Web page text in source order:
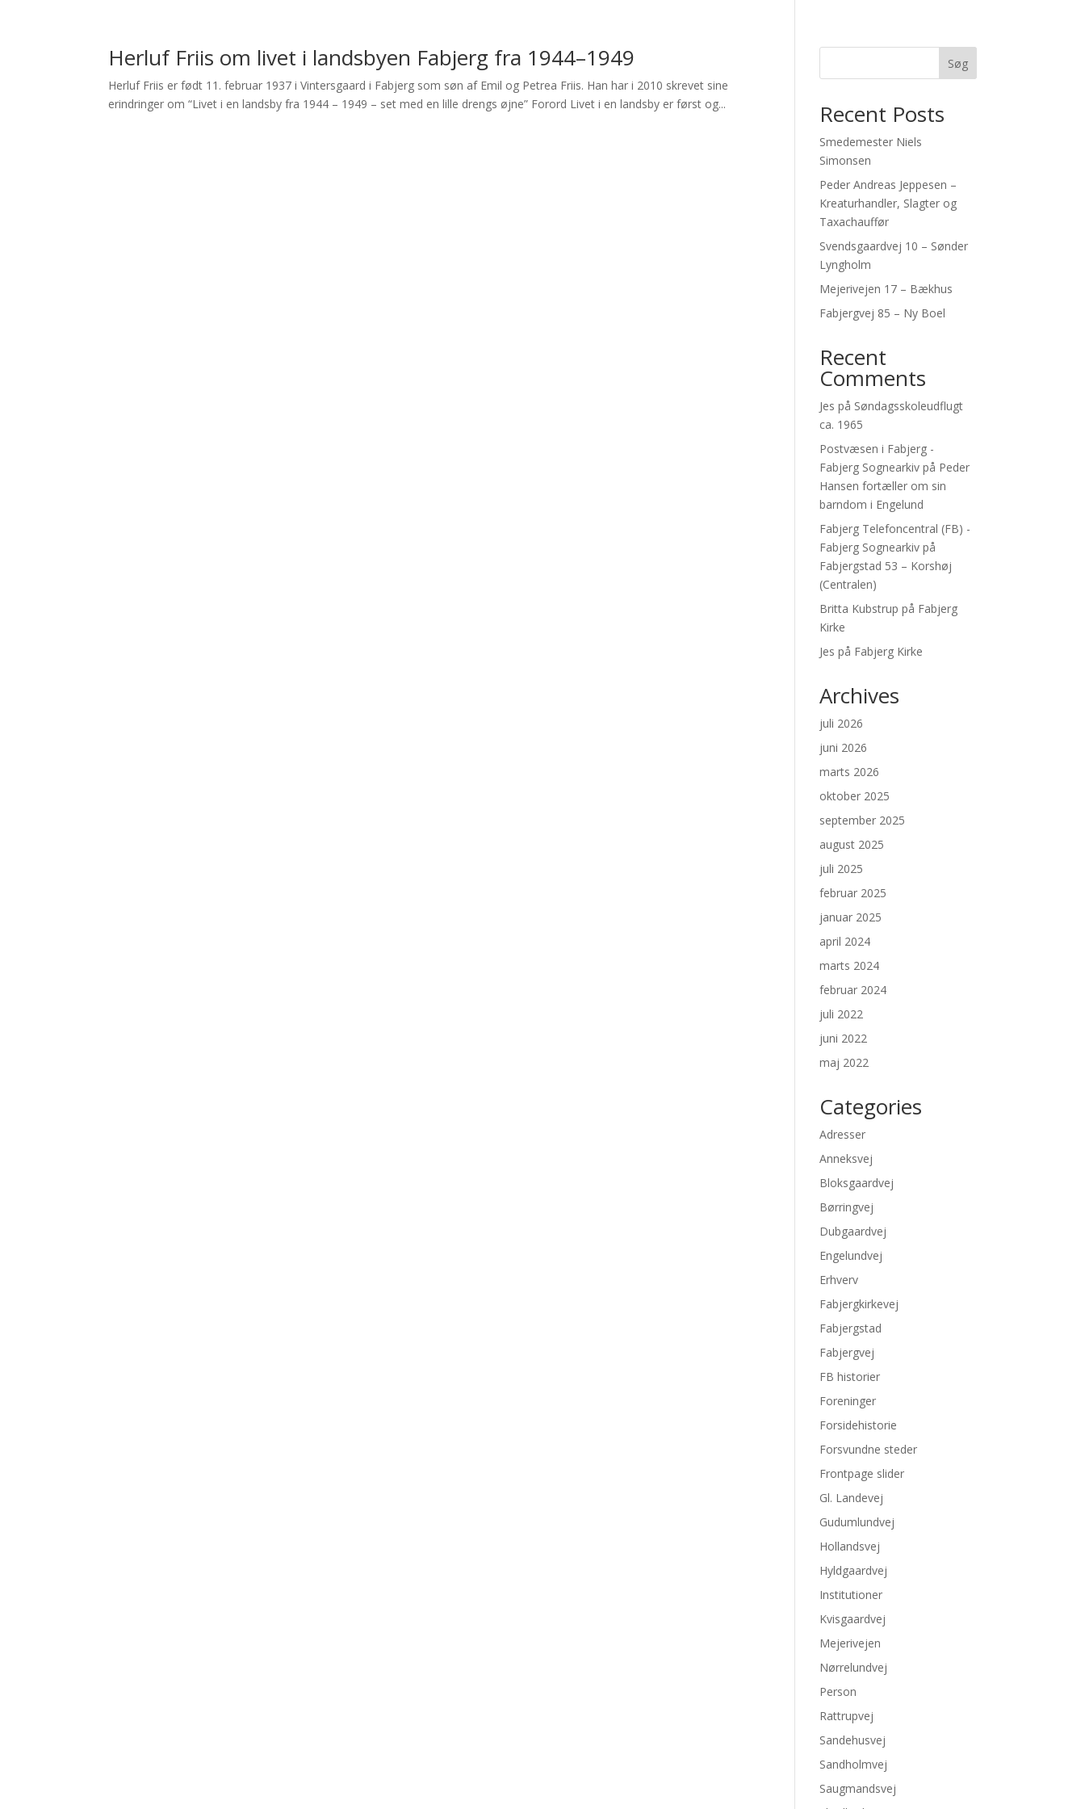
Herluf Friis om livet i landsbyen Fabjerg fra 1944–1949
Herluf Friis er født 11. februar 1937 i Vintersgaard i Fabjerg som søn af Emil og Petrea Friis. Han har i 2010 skrevet sine
erindringer om “Livet i en landsby fra 1944 – 1949 – set med en lille drengs øjne” Forord Livet i en landsby er først og...
Søg
Recent Posts
Smedemester Niels
Simonsen
Peder Andreas Jeppesen –
Kreaturhandler, Slagter og
Taxachauffør
Svendsgaardvej 10 – Sønder
Lyngholm
Mejerivejen 17 – Bækhus
Fabjergvej 85 – Ny Boel
Recent
Comments
Jes på Søndagsskoleudflugt
ca. 1965
Postvæsen i Fabjerg -
Fabjerg Sognearkiv på Peder
Hansen fortæller om sin
barndom i Engelund
Fabjerg Telefoncentral (FB) -
Fabjerg Sognearkiv på
Fabjergstad 53 – Korshøj
(Centralen)
Britta Kubstrup på Fabjerg
Kirke
Jes på Fabjerg Kirke
Archives
juli 2026
juni 2026
marts 2026
oktober 2025
september 2025
august 2025
juli 2025
februar 2025
januar 2025
april 2024
marts 2024
februar 2024
juli 2022
juni 2022
maj 2022
Categories
Adresser
Anneksvej
Bloksgaardvej
Børringvej
Dubgaardvej
Engelundvej
Erhverv
Fabjergkirkevej
Fabjergstad
Fabjergvej
FB historier
Foreninger
Forsidehistorie
Forsvundne steder
Frontpage slider
Gl. Landevej
Gudumlundvej
Hollandsvej
Hyldgaardvej
Institutioner
Kvisgaardvej
Mejerivejen
Nørrelundvej
Person
Rattrupvej
Sandehusvej
Sandholmvej
Saugmandsvej